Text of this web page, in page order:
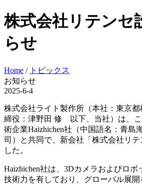
株式会社リテンセ
らせ
Home / トピックス
お知らせ
2025-6-4
株式会社ライト製作所（本社：東京
締役：津野田 修 以下、当社）は、
術企業Haizhichen社（中国語名：青島
司）と共同で、新会社「株式会社リテ
した。
Haizhichen社は、3Dカメラおよびロ
技術力を有しており、グローバル展